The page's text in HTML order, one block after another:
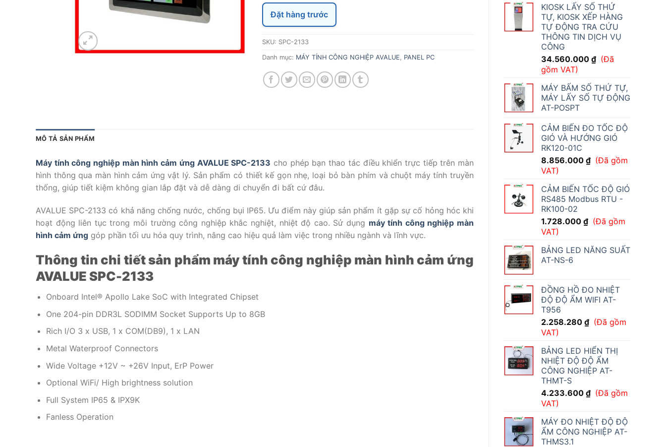
KIOSK LẤY SỐ THỨ
TỰ, KIOSK XẾP HÀNG
TỰ ĐỘNG TRA CỨU
THÔNG TIN DỊCH VỤ
CÔNG
34.560.000 ₫ (Đã
gồm VAT)
MÁY BẤM SỐ THỨ TỰ,
MÁY LẤY SỐ TỰ ĐỘNG
AT-POSPT
CẢM BIẾN ĐO TỐC ĐỘ
GIÓ VÀ HƯỚNG GIÓ
RK120-01C
8.856.000 ₫ (Đã gồm
VAT)
CẢM BIẾN TỐC ĐỘ GIÓ
RS485 Modbus RTU -
RK100-02
1.728.000 ₫ (Đã gồm
VAT)
BẢNG LED NĂNG SUẤT
AT-NS-6
ĐỒNG HỒ ĐO NHIỆT
ĐỘ ĐỘ ẨM WIFI AT-
T956
2.258.280 ₫ (Đã gồm
VAT)
BẢNG LED HIỂN THỊ
NHIỆT ĐỘ ĐỘ ẨM
CÔNG NGHIỆP AT-
THMT-S
4.233.600 ₫ (Đã gồm
VAT)
MÁY ĐO NHIỆT ĐỘ ĐỘ
ẨM CÔNG NGHIỆP AT-
THMS3.1
Đặt hàng trước
SKU: SPC-2133
Danh mục: MÁY TÍNH CÔNG NGHIỆP AVALUE PANEL PC
MÔ TẢ SẢN PHẨM
Máy tính công nghiệp màn hình cảm ứng AVALUE SPC-2133 cho phép bạn thao tác điều khiển trực tiếp trên màn
hình thông qua màn hình cảm ứng vật lý. Sản phẩm có thiết kế gọn nhẹ, loại bỏ bàn phím và chuột máy tính truyền
thống, giúp tiết kiệm không gian lắp đặt và dễ dàng di chuyển đi bất cứ đâu.
AVALUE SPC-2133 có khả năng chống nước, chống bụi IP65. Ưu điểm này giúp sản phẩm ít gặp sự cố hỏng hóc khi
hoạt động liên tục trong môi trường công nghiệp khắc nghiệt, nhiệt độ cao. Sử dụng máy tính công nghiệp màn
hình cảm ứng góp phần tối ưu hóa quy trình, nâng cao hiệu quả làm việc trong nhiều ngành và lĩnh vực.
Thông tin chi tiết sản phẩm máy tính công nghiệp màn hình cảm ứng
AVALUE SPC-2133
Onboard Intel® Apollo Lake SoC with Integrated Chipset
One 204-pin DDR3L SODIMM Socket Supports Up to 8GB
Rich I/O 3 x USB, 1 x COM(DB9), 1 x LAN
Metal Waterproof Connectors
Wide Voltage +12V ~ +26V Input, ErP Power
Optional WiFi/ High brightness solution
Full System IP65 & IPX9K
Fanless Operation